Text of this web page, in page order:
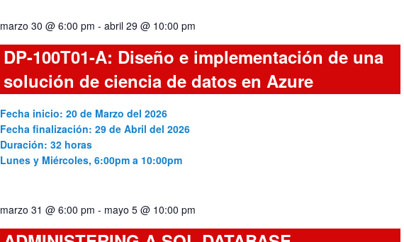
marzo 30 @ 6:00 pm - abril 29 @ 10:00 pm
DP-100T01-A: Diseño e implementación de una
solución de ciencia de datos en Azure
Fecha inicio: 20 de Marzo del 2026
Fecha finalización: 29 de Abril del 2026
Duración: 32 horas
Lunes y Miércoles, 6:00pm a 10:00pm
marzo 31 @ 6:00 pm - mayo 5 @ 10:00 pm